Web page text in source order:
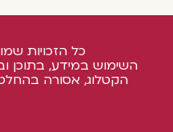
כל הזכויות
השימוש במידע, בתוכן
הקטלוג, אסורה בהחלט